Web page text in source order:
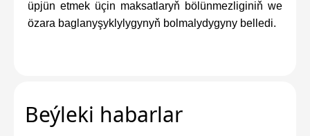
üpjün etmek üçin maksatlaryň bölünmezliginiň we
özara baglanyşyklylygynyň bolmalydygyny belledi.
Beýleki habarlar